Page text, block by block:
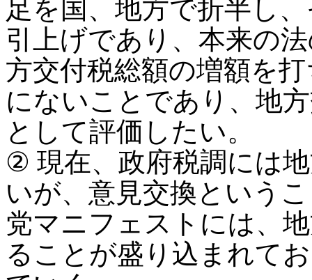
足を国、地方で折半し
引上げであり、本来の
方交付税総額の増額を
にないことであり、地
として評価したい。
② 現在、政府税調には
いが、意見交換という
党マニフェストには、
ることが盛り込まれて